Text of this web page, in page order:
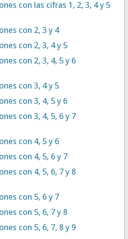
con las cifras 1, 2, 3, 4 y 5
con 2, 3 y 4
con 2, 3, 4 y 5
con 2, 3, 4, 5 y 6
con 3, 4 y 5
con 3, 4, 5 y 6
con 3, 4, 5, 6 y 7
con 4, 5 y 6
con 4, 5, 6 y 7
con 4, 5, 6, 7 y 8
con 5, 6 y 7
con 5, 6, 7 y 8
con 5, 6, 7, 8 y 9